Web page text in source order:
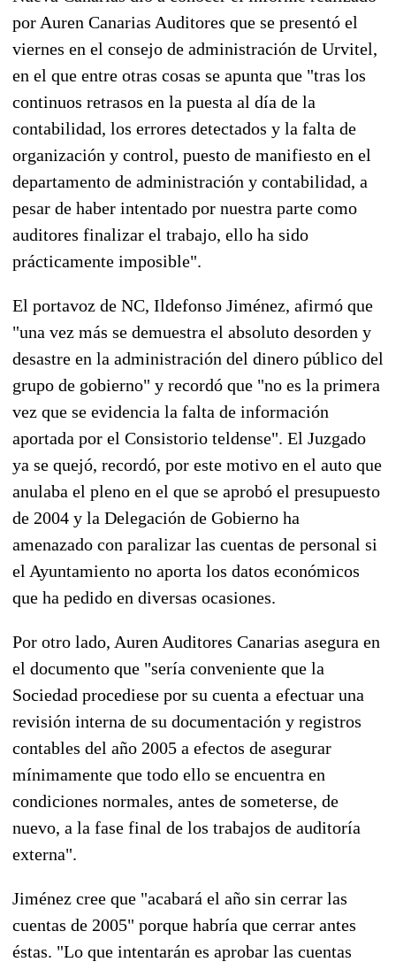
por Auren Canarias Auditores que se presentó el
viernes en el consejo de administración de Urvitel,
en el que entre otras cosas se apunta que "tras los
continuos retrasos en la puesta al día de la
contabilidad, los errores detectados y la falta de
organización y control, puesto de manifiesto en el
departamento de administración y contabilidad, a
pesar de haber intentado por nuestra parte como
auditores finalizar el trabajo, ello ha sido
prácticamente imposible".
El portavoz de NC, Ildefonso Jiménez, afirmó que
"una vez más se demuestra el absoluto desorden y
desastre en la administración del dinero público del
grupo de gobierno" y recordó que "no es la primera
vez que se evidencia la falta de información
aportada por el Consistorio teldense". El Juzgado
ya se quejó, recordó, por este motivo en el auto que
anulaba el pleno en el que se aprobó el presupuesto
de 2004 y la Delegación de Gobierno ha
amenazado con paralizar las cuentas de personal si
el Ayuntamiento no aporta los datos económicos
que ha pedido en diversas ocasiones.
Por otro lado, Auren Auditores Canarias asegura en
el documento que "sería conveniente que la
Sociedad procediese por su cuenta a efectuar una
revisión interna de su documentación y registros
contables del año 2005 a efectos de asegurar
mínimamente que todo ello se encuentra en
condiciones normales, antes de someterse, de
nuevo, a la fase final de los trabajos de auditoría
externa".
Jiménez cree que "acabará el año sin cerrar las
cuentas de 2005" porque habría que cerrar antes
éstas. "Lo que intentarán es aprobar las cuentas